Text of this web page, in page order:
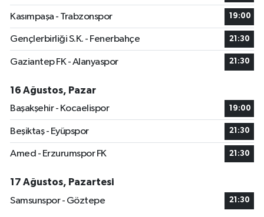
Kasımpaşa - Trabzonspor 19:00
Gençlerbirliği S.K. - Fenerbahçe 21:30
Gaziantep FK - Alanyaspor 21:30
16 Ağustos, Pazar
Başakşehir - Kocaelispor
19:00
Beşiktaş - Eyüpspor 21:30
Amed - Erzurumspor FK 21:30
17 Ağustos, Pazartesi
Samsunspor - Göztepe
21:30